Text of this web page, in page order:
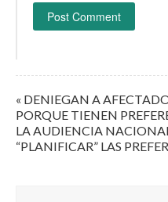
« DENIEGAN A
PORQUE TIENEN
LA AUDIENCIA
“PLANIFICAR” LAS